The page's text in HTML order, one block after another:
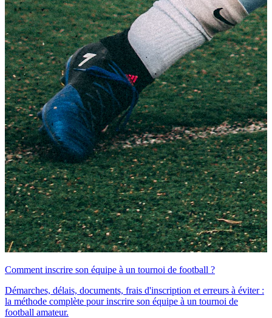
Comment inscrire son équipe à un tournoi de football ?
Démarches, délais, documents, frais d'inscription et erreurs à éviter :
la méthode complète pour inscrire son équipe à un tournoi de
football amateur.